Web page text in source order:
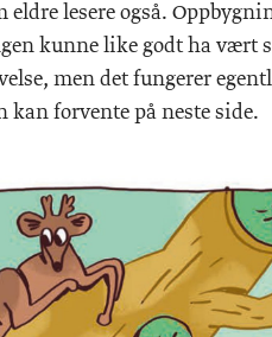
lesere også.
kunne like godt ha vært
men det fungerer
forvente på neste side.